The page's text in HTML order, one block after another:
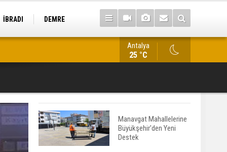
İBRADI DEMRE
Kestel'de İş Makinesine Bırakılan Not Duygulandırdı
Antalya
25 °C
Manavgat Mahallelerine
Büyükşehir'den Yeni
Destek